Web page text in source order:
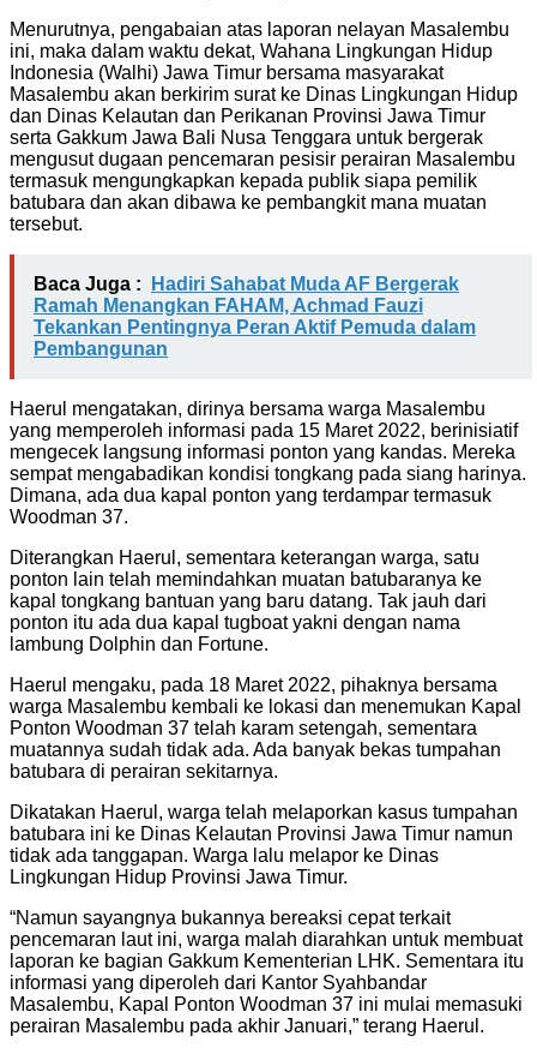
Menurutnya, pengabaian atas laporan nelayan Masalembu
ini, maka dalam waktu dekat, Wahana Lingkungan Hidup
Indonesia (Walhi) Jawa Timur bersama masyarakat
Masalembu akan berkirim surat ke Dinas Lingkungan Hidup
dan Dinas Kelautan dan Perikanan Provinsi Jawa Timur
serta Gakkum Jawa Bali Nusa Tenggara untuk bergerak
mengusut dugaan pencemaran pesisir perairan Masalembu
termasuk mengungkapkan kepada publik siapa pemilik
batubara dan akan dibawa ke pembangkit mana muatan
tersebut.
Baca Juga :
Hadiri Sahabat Muda AF Bergerak
Ramah Menangkan FAHAM, Achmad Fauzi
Tekankan Pentingnya Peran Aktif Pemuda dalam
Pembangunan
Haerul mengatakan, dirinya bersama warga Masalembu
yang memperoleh informasi pada 15 Maret 2022, berinisiatif
mengecek langsung informasi ponton yang kandas. Mereka
sempat mengabadikan kondisi tongkang pada siang harinya.
Dimana, ada dua kapal ponton yang terdampar termasuk
Woodman 37.
Diterangkan Haerul, sementara keterangan warga, satu
ponton lain telah memindahkan muatan batubaranya ke
kapal tongkang bantuan yang baru datang. Tak jauh dari
ponton itu ada dua kapal tugboat yakni dengan nama
lambung Dolphin dan Fortune.
Haerul mengaku, pada 18 Maret 2022, pihaknya bersama
warga Masalembu kembali ke lokasi dan menemukan Kapal
Ponton Woodman 37 telah karam setengah, sementara
muatannya sudah tidak ada. Ada banyak bekas tumpahan
batubara di perairan sekitarnya.
Dikatakan Haerul, warga telah melaporkan kasus tumpahan
batubara ini ke Dinas Kelautan Provinsi Jawa Timur namun
tidak ada tanggapan. Warga lalu melapor ke Dinas
Lingkungan Hidup Provinsi Jawa Timur.
“Namun sayangnya bukannya bereaksi cepat terkait
pencemaran laut ini, warga malah diarahkan untuk membuat
laporan ke bagian Gakkum Kementerian LHK. Sementara itu
informasi yang diperoleh dari Kantor Syahbandar
Masalembu, Kapal Ponton Woodman 37 ini mulai memasuki
perairan Masalembu pada akhir Januari,” terang Haerul.